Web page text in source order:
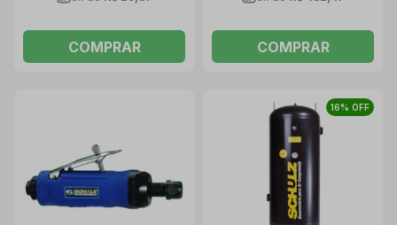
COMPRAR COMPRAR
16% OFF